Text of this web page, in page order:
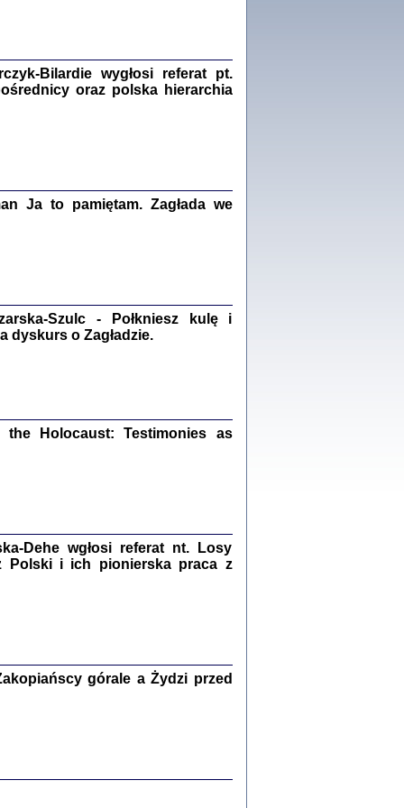
Bańkowska
Bańkowska, wstęp Jacek Leociak
Warszawa 2021
NAM KOLEJNA GODZINA ...
w ukryciu w latach 1943-1944
Bilardie wygłosi referat pt.
oraz polska hierarchia
Ja to pamiętam. Zagłada we
Szulc - Połkniesz kulę i
dyskurs o Zagładzie.
the Holocaust: Testimonies as
Dehe wgłosi referat nt. Losy
Polski i ich pionierska praca z
górale a Żydzi przed